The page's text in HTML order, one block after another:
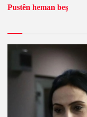
Pustên heman beş